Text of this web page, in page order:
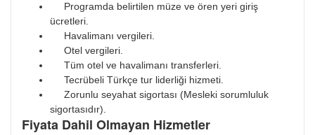
Programda belirtilen müze ve ören yeri giriş
ücretleri.
Havalimanı vergileri.
Otel vergileri.
Tüm otel ve havalimanı transferleri.
Tecrübeli Türkçe tur liderliği hizmeti.
Zorunlu seyahat sigortası (Mesleki sorumluluk
sigortasıdır).
Fiyata Dahil Olmayan Hizmetler